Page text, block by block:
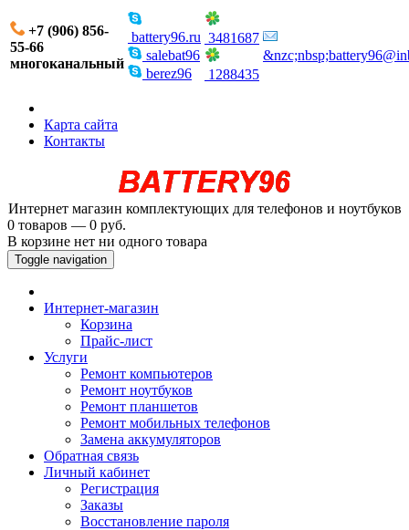
+7 (906) 856-
55-66
многоканальный
battery96.ru
salebat96
berez96
3481687
1288435
Карта сайта
Контакты
Интернет магазин комплектующих для телефонов и ноутбуков
0 товаров — 0 руб.
В корзине нет ни одного товара
Toggle navigation
Интернет-магазин
Корзина
Прайс-лист
Услуги
Ремонт компьютеров
Ремонт ноутбуков
Ремонт планшетов
Ремонт мобильных телефонов
Замена аккумуляторов
Обратная связь
Личный кабинет
Регистрация
Заказы
Восстановление пароля